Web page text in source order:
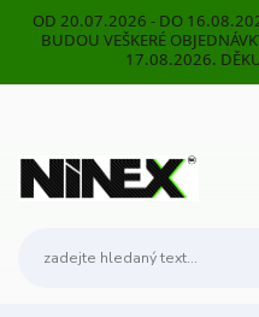
OD 20.07.2026 - DO
BUDOU VEŠKERÉ
17.08.2026.